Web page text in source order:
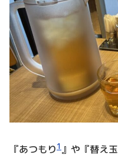
『あつもり1』や『替え玉